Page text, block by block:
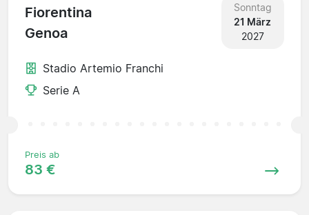
Fiorentina
Genoa
Sonntag
21 März
2027
Stadio Artemio Franchi
Serie A
Preis ab
83 €